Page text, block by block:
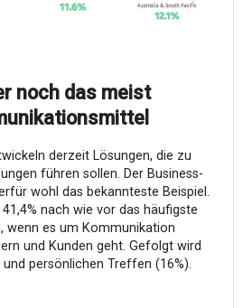
noch das meist
derzeit Lösungen, die zu
führen sollen. Der Business-
wohl das bekannteste Beispiel.
nach wie vor das häufigste
wenn es um Kommunikation
und Kunden geht. Gefolgt wird
persönlichen Treffen (16%).